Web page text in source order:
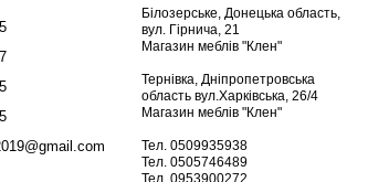
Білозерське, Донецька область,
вул. Гірнича, 21
Магазин меблів "Клен"
Тернівка, Дніпропетровська
область вул.Харківська, 26/4
Магазин меблів "Клен"
Тел. 0509935938
Тел. 0505746489
Тел. 0953900272